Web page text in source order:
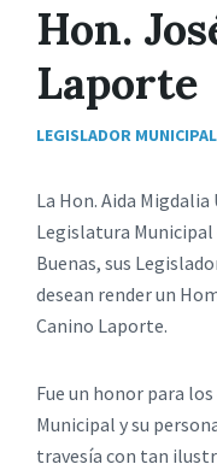
Hon.
Laporte
LEGISLADOR
La Hon. Aida
Legislatura
Buenas, sus
desean render un
Canino Laporte.
Fue un honor para
Municipal y su
travesía con tan